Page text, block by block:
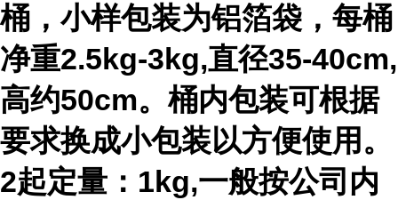
桶，小样包装为铝箔袋，每桶
净重2.5kg-3kg,直径35-40cm,
高约50cm。桶内包装可根据
要求换成小包装以方便使用。
2起定量：1kg,一般按公司内